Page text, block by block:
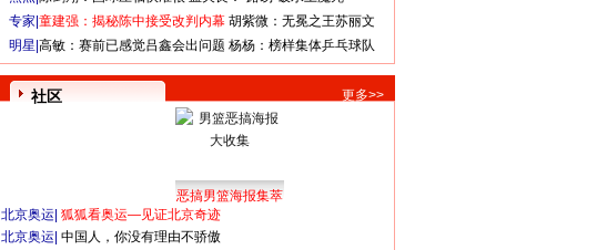
专家| 童建强：揭秘陈中接受改判内幕 胡紫微：无冕之王苏丽文
明星| 高敏：赛前已感觉吕鑫会出问题 杨杨：榜样集体乒乓球队
社区 更多>>
恶搞男篮海报集萃
北京奥运 狐狐看奥运—见证北京奇迹
北京奥运 中国人，你没有理由不骄傲